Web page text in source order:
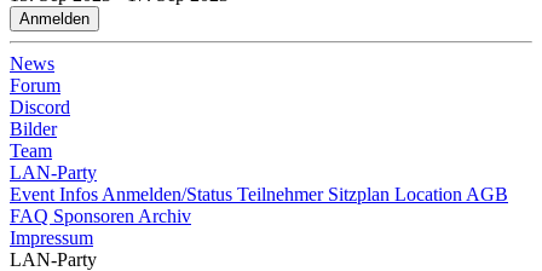
Anmelden
News
Forum
Discord
Bilder
Team
LAN-Party
Event Infos Anmelden/Status Teilnehmer Sitzplan Location AGB
FAQ Sponsoren Archiv
Impressum
LAN-Party